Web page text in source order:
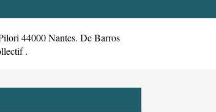
44000 Nantes. De Barros
.